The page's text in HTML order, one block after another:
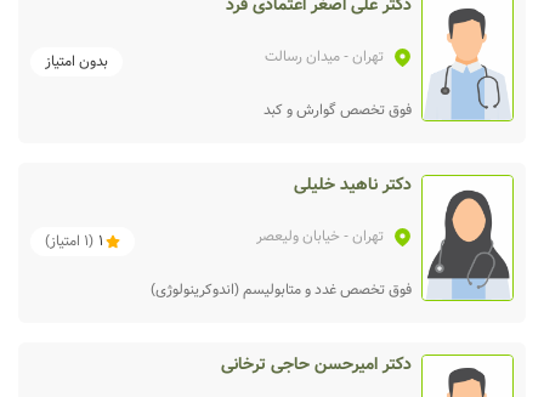
دکتر علی اصغر اعتمادی فرد
تهران- میدان رسالت بدون امتیاز
فوق تخصص گوارش و کبد
دکتر ناهید خلیلی
تهران- خیابان ولیعصر 1
(
1 امتیاز)
فوق تخصص غدد و متابولیسم (اندوکرینولوژی)
دکتر امیرحسن حاجی ترخانی